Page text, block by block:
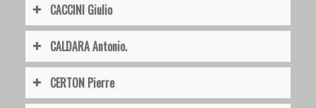
CACCINI Giulio
CALDARA Antonio.
CERTON Pierre